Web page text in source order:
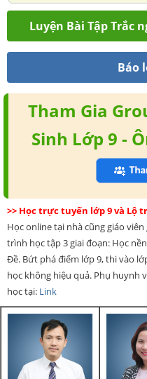
Luyện Bài Tập Trắc
Báo
Tham Gia
Sinh Lớp 9 -
>> Học trực tuyến lớp 9 và Lộ
Học online tại nhà cũng giáo
trình học tập 3 giai đoạn: Học
Đề. Bứt phá điểm lớp 9, thi vào
học không hiệu quả. Phụ huynh
học tại: Link